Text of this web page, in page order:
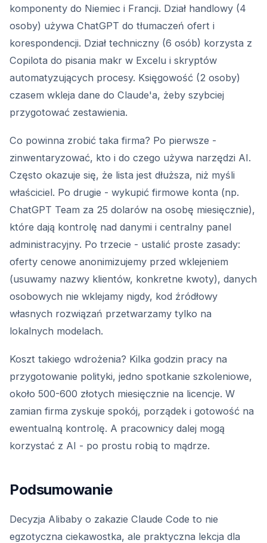
komponenty do Niemiec i Francji. Dział handlowy (4
osoby) używa ChatGPT do tłumaczeń ofert i
korespondencji. Dział techniczny (6 osób) korzysta z
Copilota do pisania makr w Excelu i skryptów
automatyzujących procesy. Księgowość (2 osoby)
czasem wkleja dane do Claude'a, żeby szybciej
przygotować zestawienia.
Co powinna zrobić taka firma? Po pierwsze -
zinwentaryzować, kto i do czego używa narzędzi AI.
Często okazuje się, że lista jest dłuższa, niż myśli
właściciel. Po drugie - wykupić firmowe konta (np.
ChatGPT Team za 25 dolarów na osobę miesięcznie),
które dają kontrolę nad danymi i centralny panel
administracyjny. Po trzecie - ustalić proste zasady:
oferty cenowe anonimizujemy przed wklejeniem
(usuwamy nazwy klientów, konkretne kwoty), danych
osobowych nie wklejamy nigdy, kod źródłowy
własnych rozwiązań przetwarzamy tylko na
lokalnych modelach.
Koszt takiego wdrożenia? Kilka godzin pracy na
przygotowanie polityki, jedno spotkanie szkoleniowe,
około 500-600 złotych miesięcznie na licencje. W
zamian firma zyskuje spokój, porządek i gotowość na
ewentualną kontrolę. A pracownicy dalej mogą
korzystać z AI - po prostu robią to mądrze.
Podsumowanie
Decyzja Alibaby o zakazie Claude Code to nie
egzotyczna ciekawostka, ale praktyczna lekcja dla